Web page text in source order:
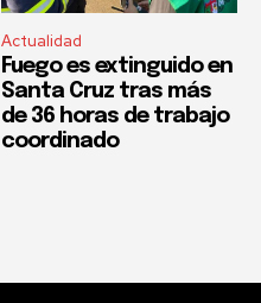
Actualidad
Fuego es extinguido en
Santa Cruz tras más
de 36 horas de trabajo
coordinado